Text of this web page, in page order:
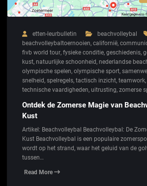
etten-leurbulletin beachvolleybal
beachvolleybaltoernooien, californië,
fivb world tour, fysieke conditie, geschiedenis,
kust, natuurlijke schoonheid, nederlandse
olympische spelen, olympische sport,
snelheid, spelregels, tactisch inzicht, teamwork,
technische vaardigheden, uitrusting, zomerse
Ontdek de Zomerse Magie van
Kust
Artikel: Beachvolleybal Beachvolleybal: De
Kust Beachvolleybal is een populaire
wordt op het strand, waar het geluid van de
tussen…
Read More